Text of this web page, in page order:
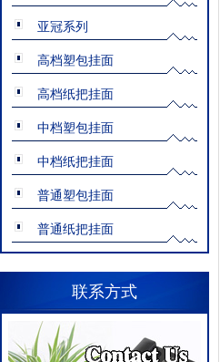
亚冠系列
高档塑包挂面
高档纸把挂面
中档塑包挂面
中档纸把挂面
普通塑包挂面
普通纸把挂面
联系方式